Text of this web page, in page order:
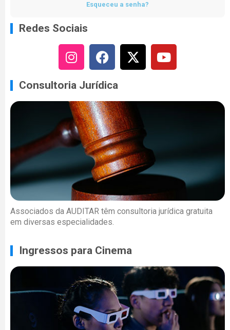
Esqueceu a senha?
Redes Sociais
Consultoria Jurídica
Associados da AUDITAR têm consultoria jurídica gratuita
em diversas especialidades.
Ingressos para Cinema